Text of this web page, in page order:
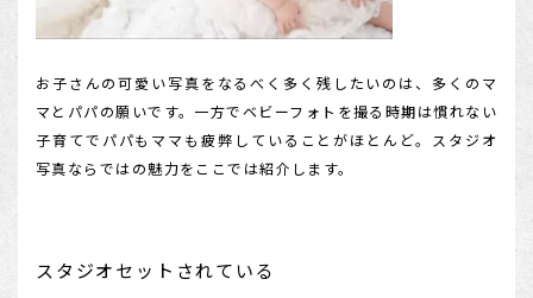
お子さんの可愛い写真をなるべく多く残したいのは、多くのマ
マとパパの願いです。一方でベビーフォトを撮る時期は慣れない
子育てでパパもママも疲弊していることがほとんど。スタジオ
写真ならではの魅力をここでは紹介します。
スタジオセットされている